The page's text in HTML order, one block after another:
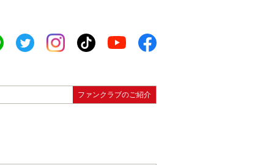
ファンクラブのご紹介